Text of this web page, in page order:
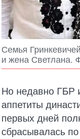
Семья
и жена Светлана.
Но недавно ГБР
аппетиты
первых дней
сбрасывалась